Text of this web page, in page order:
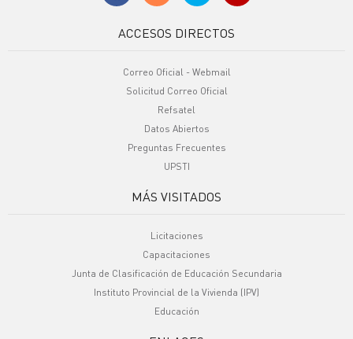
ACCESOS DIRECTOS
Correo Oficial - Webmail
Solicitud Correo Oficial
Refsatel
Datos Abiertos
Preguntas Frecuentes
UPSTI
MÁS VISITADOS
Licitaciones
Capacitaciones
Junta de Clasificación de Educación Secundaria
Instituto Provincial de la Vivienda (IPV)
Educación